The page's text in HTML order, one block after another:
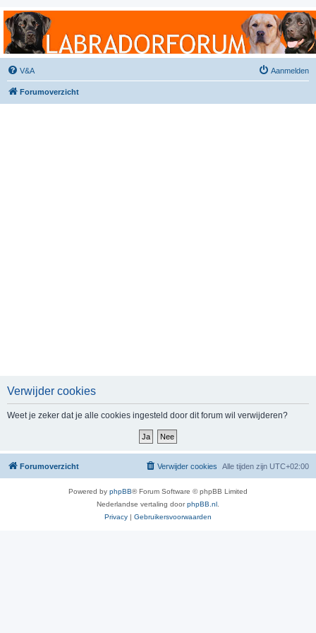
Labradorforum
Het gezelligste Labradorforum van Nederland en België!
V&A Aanmelden
Forumoverzicht
Verwijder cookies
Weet je zeker dat je alle cookies ingesteld door dit forum wil verwijderen?
Forumoverzicht Alle tijden zijn UTC+02:00
Verwijder cookies
Powered by phpBB® Forum Software © phpBB Limited
Nederlandse vertaling doorphpBB.nl
Privacy | Gebruikersvoorwaarden